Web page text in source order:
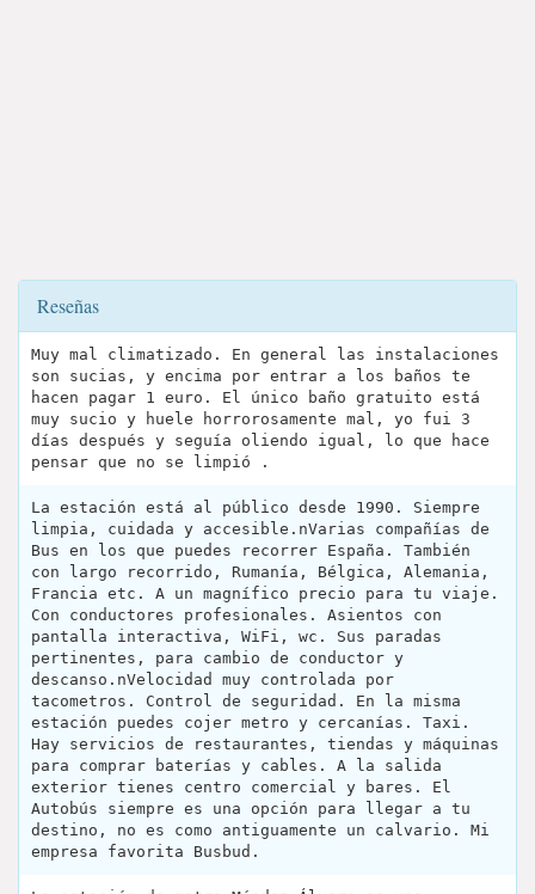
Reseñas
Muy mal climatizado. En general las instalaciones
son sucias, y encima por entrar a los baños te
hacen pagar 1 euro. El único baño gratuito está
muy sucio y huele horrorosamente mal, yo fui 3
días después y seguía oliendo igual, lo que hace
pensar que no se limpió .
La estación está al público desde 1990. Siempre
limpia, cuidada y accesible.nVarias compañías de
Bus en los que puedes recorrer España. También
con largo recorrido, Rumanía, Bélgica, Alemania,
Francia etc. A un magnífico precio para tu viaje.
Con conductores profesionales. Asientos con
pantalla interactiva, WiFi, wc. Sus paradas
pertinentes, para cambio de conductor y
descanso.nVelocidad muy controlada por
tacometros. Control de seguridad. En la misma
estación puedes cojer metro y cercanías. Taxi.
Hay servicios de restaurantes, tiendas y máquinas
para comprar baterías y cables. A la salida
exterior tienes centro comercial y bares. El
Autobús siempre es una opción para llegar a tu
destino, no es como antiguamente un calvario. Mi
empresa favorita Busbud.